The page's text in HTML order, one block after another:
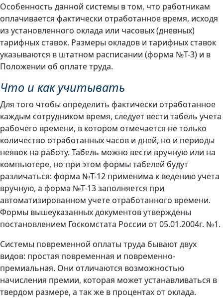
Особенность данной системы в том, что работникам
оплачивается фактически отработанное время, исходя
из установленного оклада или часовых (дневных)
тарифных ставок. Размеры окладов и тарифных ставок
указываются в штатном расписании (форма №Т-3) и в
Положении об оплате труда.
Что и как учитывать
Для того чтобы определить фактически отработанное
каждым сотрудником время, следует вести табель учета
рабочего времени, в котором отмечается не только
количество отработанных часов и дней, но и периоды
неявок на работу. Табель можно вести вручную или на
компьютере, но при этом формы табелей будут
различаться: форма №Т-12 применима к ведению учета
вручную, а форма №Т-13 заполняется при
автоматизированном учете отработанного времени.
Формы вышеуказанных документов утверждены
постановлением Госкомстата России от 05.01.2004г. №1.
Системы повременной оплаты труда бывают двух
видов: простая повременная и повременно-
премиальная. Они отличаются возможностью
начисления премии, которая может устанавливаться в
твердом размере, а так же в процентах от оклада.